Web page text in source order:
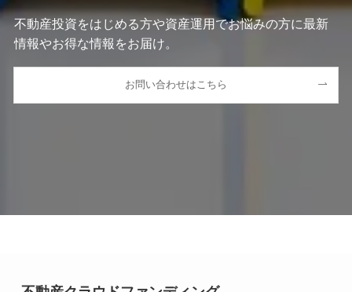
不動産投資をはじめる方や資産運用でお悩みの方に最新
情報やお得な情報をお届け。
お問い合わせはこちら